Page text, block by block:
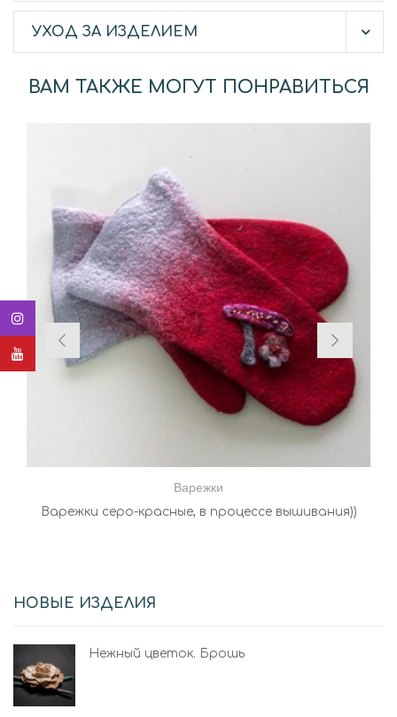
УХОД ЗА ИЗДЕЛИЕМ
ВАМ ТАКЖЕ МОГУТ ПОНРАВИТЬСЯ
Варежки
Варежки серо-красные, в процессе вышивания))
НОВЫЕ ИЗДЕЛИЯ
Нежный цветок. Брошь